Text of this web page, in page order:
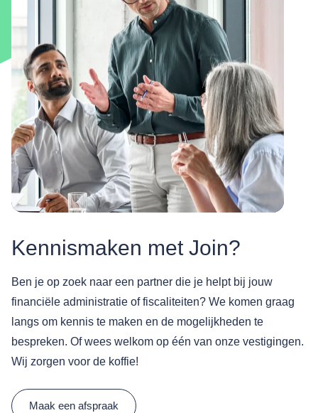
Kennismaken met Join?
Ben je op zoek naar een partner die je helpt bij jouw
financiële administratie of fiscaliteiten? We komen graag
langs om kennis te maken en de mogelijkheden te
bespreken. Of wees welkom op één van onze vestigingen.
Wij zorgen voor de koffie!
Maak een afspraak